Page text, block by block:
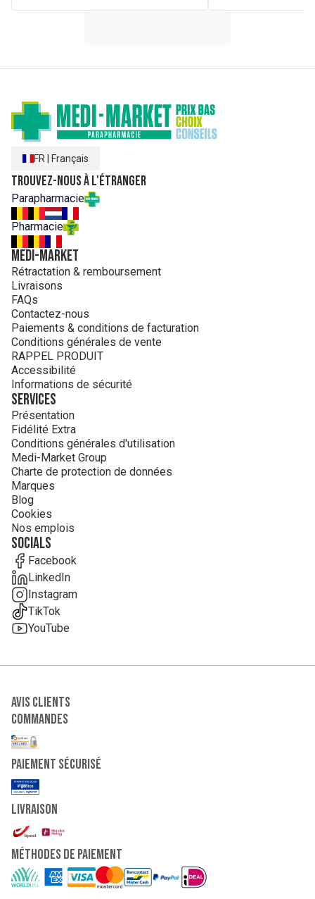
15 mg d'extrait de cheveux de Vénus
FR Français
Trouvez-nous à l'étranger
Parapharmacie
Pharmacie
MEDI-MARKET
Rétractation & remboursement
Livraisons
FAQs
Contactez-nous
Paiements & conditions de facturation
Conditions générales de vente
RAPPEL PRODUIT
Accessibilité
Informations de sécurité
Services
Présentation
Fidélité Extra
Conditions générales d'utilisation
Medi-Market Group
Charte de protection de données
Marques
Blog
Cookies
Nos emplois
Socials
Facebook
LinkedIn
Instagram
TikTok
YouTube
Avis clients
Commandes
paiement sécurisé
Livraison
Méthodes de paiement